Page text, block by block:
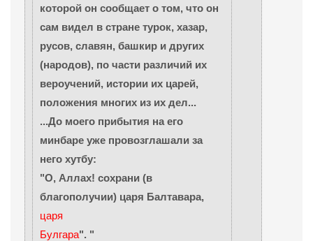
которой он сообщает о том, что он
сам видел в стране турок, хазар,
русов, славян, башкир и других
(народов), по части различий их
вероучений, истории их царей,
положения многих из их дел...
...До моего прибытия на его
минбаре уже провозглашали за
него хутбу:
"О, Аллах! сохрани (в
благополучии) царя Балтавара,
царя
Булгара". "